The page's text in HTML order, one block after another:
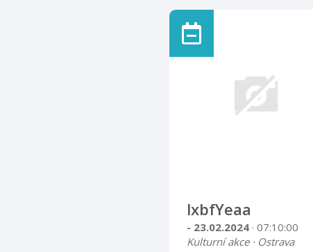
lxbfYeaa
- 23.02.2024 · 07:10:00
Kulturní akce · Ostrava